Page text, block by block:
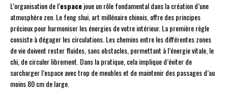
L’organisation de l’espacejoue un rôle fondamental dans la création d’une
atmosphère zen. Le feng shui, art millénaire chinois, offre des principes
précieux pour harmoniser les énergies de votre intérieur. La première règle
consiste à dégager les circulations. Les chemins entre les différentes zones
de vie doivent rester fluides, sans obstacles, permettant à l’énergie vitale, le
chi, de circuler librement. Dans la pratique, cela implique d’éviter de
surcharger l’espace avec trop de meubles et de maintenir des passages d’au
moins 80 cm de large.